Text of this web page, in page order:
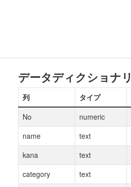
データディクショナリ
列 タイプ
No
numeric
name
text
kana
text
category
text